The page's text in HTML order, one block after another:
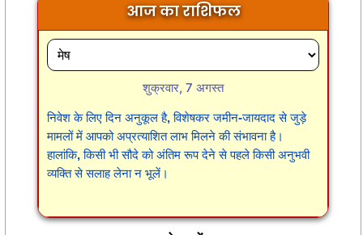
आज का राशिफल
शुक्रवार, 7 अगस्त
निवेश के लिए दिन अनुकूल है, विशेषकर जमीन-जायदाद से जुड़े
मामलों में आपको अप्रत्याशित लाभ मिलने की संभावना है।
हालांकि, किसी भी सौदे को अंतिम रूप देने से पहले किसी अनुभवी
व्यक्ति से सलाह लेना न भूलें।